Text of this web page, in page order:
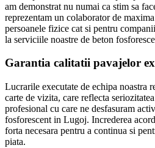
am demonstrat nu numai ca stim sa
reprezentam un colaborator de
persoanele fizice cat si pentru
la serviciile noastre de beton
Garantia calitatii pavajelor
Lucrarile executate de echipa noastra
carte de vizita, care reflecta
profesional cu care ne desfasuram
fosforescent in Lugoj. Increderea
forta necesara pentru a continua si
piata.